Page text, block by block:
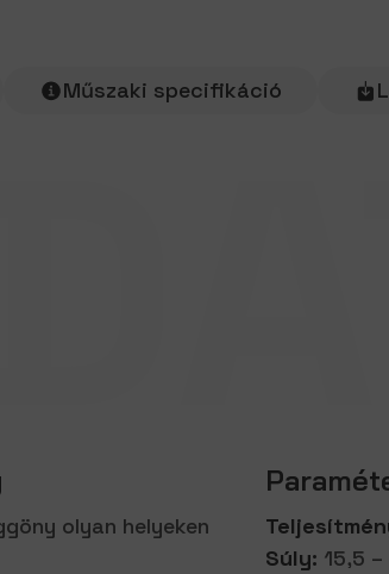
Műszaki specifikáció
olyan helyeken
Súly: 15,5